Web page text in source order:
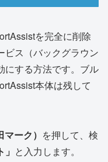
を完全に削除
ビス（バックグラウン
にする方法です。ブル
本体は残して
ーク） を押して、検
と入力します。